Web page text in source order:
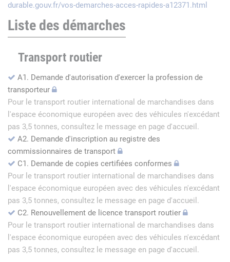
durable.gouv.fr/vos-demarches-acces-rapides-a12371.html
Liste des démarches
Transport routier
A1. Demande d'autorisation d'exercer la profession de
transporteur
Pour le transport routier international de marchandises dans
l'espace économique européen avec des véhicules n'excédant
pas 3,5 tonnes, consultez le message en page d'accueil.
A2. Demande d'inscription au registre des
commissionnaires de transport
C1. Demande de copies certifiées conformes
Pour le transport routier international de marchandises dans
l'espace économique européen avec des véhicules n'excédant
pas 3,5 tonnes, consultez le message en page d'accueil.
C2. Renouvellement de licence transport routier
Pour le transport routier international de marchandises dans
l'espace économique européen avec des véhicules n'excédant
pas 3,5 tonnes, consultez le message en page d'accueil.